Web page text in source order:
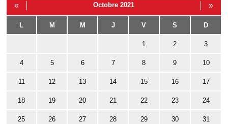
« Octobre 2021 »
L M M J V S D
1 2 3
4 5 6 7 8 9 10
11 12 13 14 15 16 17
18 19 20 21 22 23 24
25 26 27 28 29 30 31